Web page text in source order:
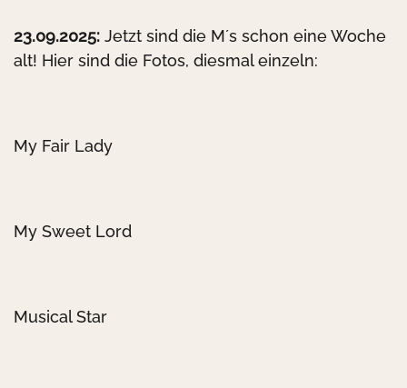
23.09.2025: Jetzt sind die M´s schon eine Woche
alt! Hier sind die Fotos, diesmal einzeln:
My Fair Lady
My Sweet Lord
Musical Star